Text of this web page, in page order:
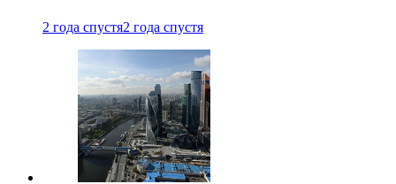
2 года спустя2 года спустя